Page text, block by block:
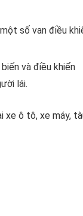
số van điều
và điều khiển
lái.
xe ô tô, xe máy,